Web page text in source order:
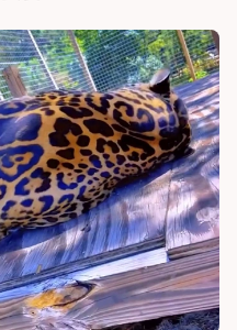
貓薄荷「秒融化成巨
要更多